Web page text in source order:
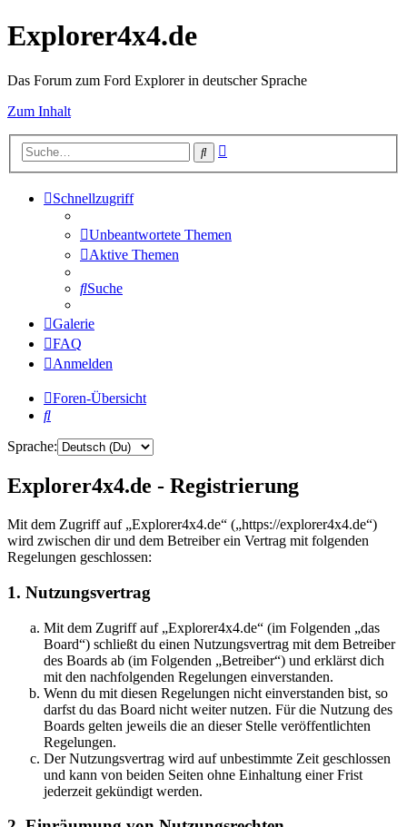
Explorer4x4.de
Das Forum zum Ford Explorer in deutscher Sprache
Zum Inhalt
Suche
Schnellzugriff
Unbeantwortete Themen
Aktive Themen
Suche
Galerie
FAQ
Anmelden
Foren-Übersicht
Suche
Sprache:
Explorer4x4.de - Registrierung
Mit dem Zugriff auf „Explorer4x4.de“ („https://explorer4x4.de“)
wird zwischen dir und dem Betreiber ein Vertrag mit folgenden
Regelungen geschlossen:
1. Nutzungsvertrag
Mit dem Zugriff auf „Explorer4x4.de“ (im Folgenden „das
Board“) schließt du einen Nutzungsvertrag mit dem Betreiber
des Boards ab (im Folgenden „Betreiber“) und erklärst dich
mit den nachfolgenden Regelungen einverstanden.
Wenn du mit diesen Regelungen nicht einverstanden bist, so
darfst du das Board nicht weiter nutzen. Für die Nutzung des
Boards gelten jeweils die an dieser Stelle veröffentlichten
Regelungen.
Der Nutzungsvertrag wird auf unbestimmte Zeit geschlossen
und kann von beiden Seiten ohne Einhaltung einer Frist
jederzeit gekündigt werden.